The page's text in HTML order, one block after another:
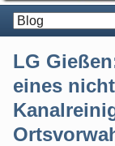
LG
eines